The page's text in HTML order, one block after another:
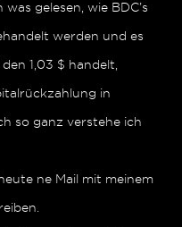
gelesen, wie BDC’s
werden und es
1,03 $ handelt,
in
so ganz verstehe ich
ne Mail mit meinem